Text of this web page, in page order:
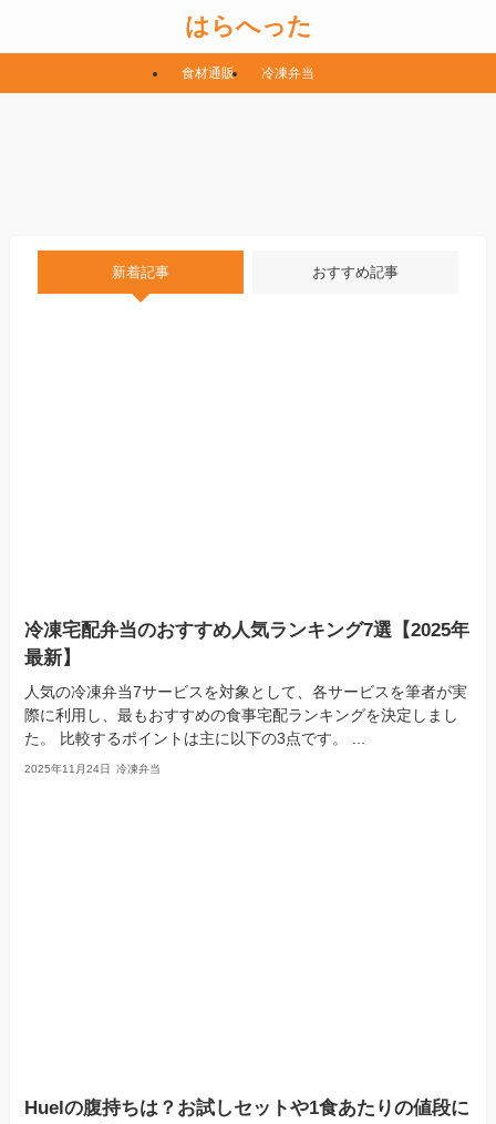
はらへった
食材通販 冷凍弁当
新着記事 おすすめ記事
冷凍宅配弁当のおすすめ人気ランキング7選【2025年
最新】
人気の冷凍弁当7サービスを対象として、各サービスを筆者が実
際に利用し、最もおすすめの食事宅配ランキングを決定しまし
た。 比較するポイントは主に以下の3点です。 ...
2025年11月24日 冷凍弁当
Huelの腹持ちは？お試しセットや1食あたりの値段に